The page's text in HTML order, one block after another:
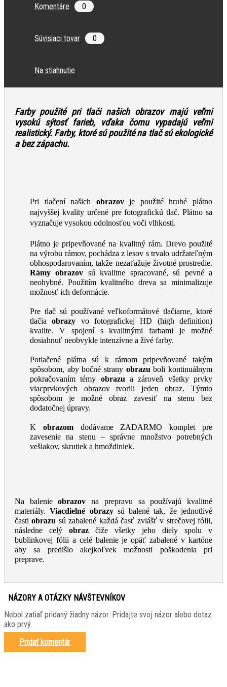
Komentáre 0
Súvisiaci tovar 0
Na stiahnutie
Farby použité pri tlači našich obrazov majú veľmi
vysokú sýtosť farieb, vďaka čomu vypadajú veľmi
realistický. Farby, ktoré sú použité na tlačsú ekologické
a bez zápachu.
Pri tlačení našich obrazovje použité hrubé plátno
najvyššej kvality určené pre fotografickú tlač. Plátno sa
vyznačuje vysokou odolnosťou voči vlhkosti.
Plátno je pripevňované na kvalitný rám. Drevo použité
na výrobu rámov, pochádza z lesov s trvalo udržateľným
obhospodarovaním, takže nezaťažuje životné prostredie.
Rámy obrazov sú kvalitne spracované, sú pevné a
neohybné. Použitím kvalitného dreva sa minimalizuje
možnosť ich deformácie.
Pre tlač sú používané veľkoformátové tlačiarne, ktoré
tlačiaobrazy vo fotografickej HD (high definition)
kvalite. V spojení s kvalitnými farbami je možné
dosiahnuť neobvykle intenzívne a živé farby.
Potlačené plátna sú k rámom pripevňované takým
spôsobom, aby bočné strany obrazu boli kontinuálnym
pokračovaním témy obrazu a zároveň všetky prvky
viacprvkových obrazov tvorili jeden obraz. Týmto
spôsobom je možné obraz zavesiť na stenu bez
dodatočnej úpravy.
K obrazomdodávame ZADARMO komplet pre
zavesenie na stenu – správne množstvo potrebných
vešiakov, skrutiek a hmoždiniek.
Na balenieobrazov na prepravu sa používajú kvalitné
materiály.Viacdielné obrazysú balené tak, že jednotlivé
častiobrazu sú zabalené každá časť zvlášť v strečovej fólii,
následne celý obraz čiže všetky jeho diely spolu v
bublinkovej fólii a celé balenie je opäť zabalené v kartóne
aby sa predišlo akejkoľvek možnosti poškodenia pri
preprave.
NÁZORY A OTÁZKY NÁVŠTEVNÍKOV
Nebol zatiaľ pridaný žiadny názor. Pridajte svoj názor alebo dotaz
ako prvý.
Pridať komentár